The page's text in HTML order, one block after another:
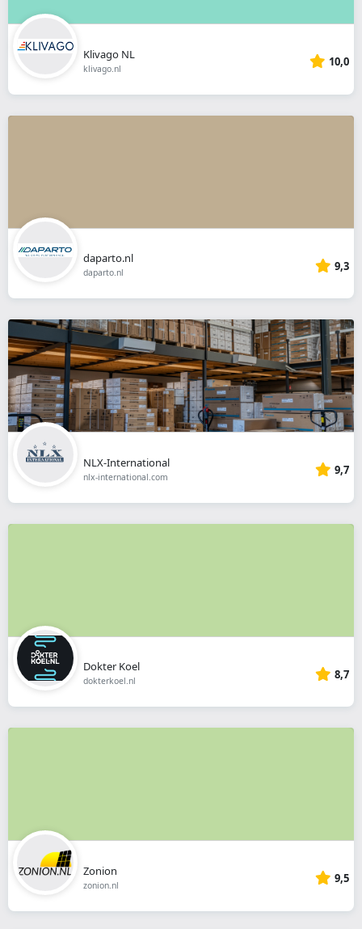
Klivago NL
klivago.nl 10,0
daparto.nl
daparto.nl 9,3
NLX-International
nlx-international.com 9,7
Dokter Koel
dokterkoel.nl 8,7
Zonion
zonion.nl 9,5